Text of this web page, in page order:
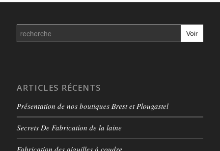
Search
for:
ARTICLES RÉCENTS
Présentation de nos boutiques Brest et Plougastel
Secrets De Fabrication de la laine